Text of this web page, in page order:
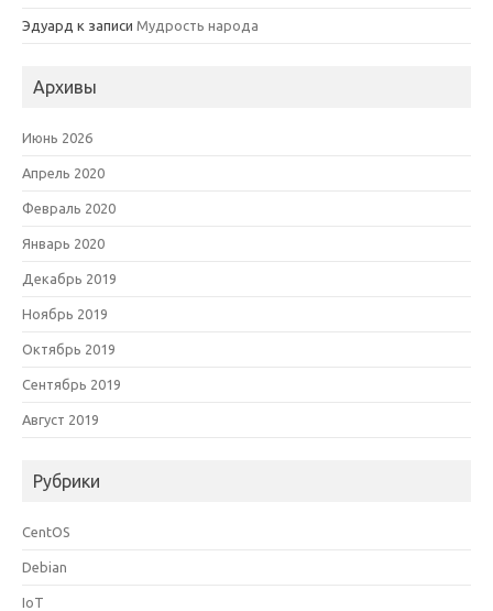
Эдуард к записи Мудрость народа
Архивы
Июнь 2026
Апрель 2020
Февраль 2020
Январь 2020
Декабрь 2019
Ноябрь 2019
Октябрь 2019
Сентябрь 2019
Август 2019
Рубрики
CentOS
Debian
IoT